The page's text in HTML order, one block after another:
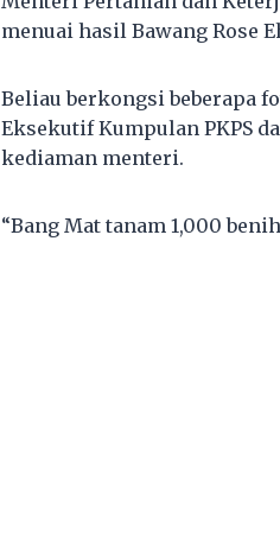
menuai hasil Bawang Rose
Beliau berkongsi beberapa
Eksekutif Kumpulan PKPS
kediaman menteri.
“Bang Mat tanam 1,000